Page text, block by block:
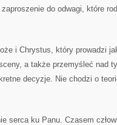
do odwagi, które
i Chrystus, który prowadzi
a także przemyśleć nad
decyzje. Nie chodzi o
serca ku Panu. Czasem